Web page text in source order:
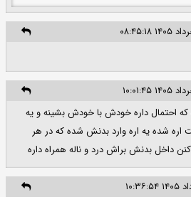
احتمال داره خودش با خودش بشینه و یه
اره شده یه اره وارد بدنش شده که در هر
داخل بدنش براش درد و ناله همراه داره